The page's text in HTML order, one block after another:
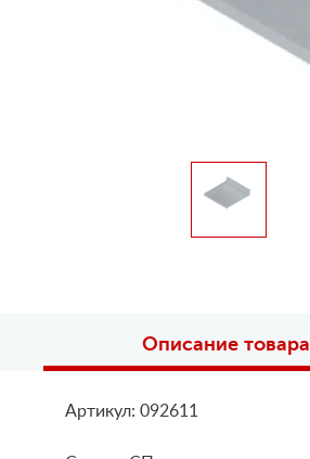
Описание товара
Артикул: 092611